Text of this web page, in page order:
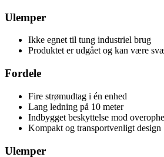
Ulemper
Ikke egnet til tung industriel brug
Produktet er udgået og kan være
Fordele
Fire strømudtag i én enhed
Lang ledning på 10 meter
Indbygget beskyttelse mod
Kompakt og transportvenligt design
Ulemper